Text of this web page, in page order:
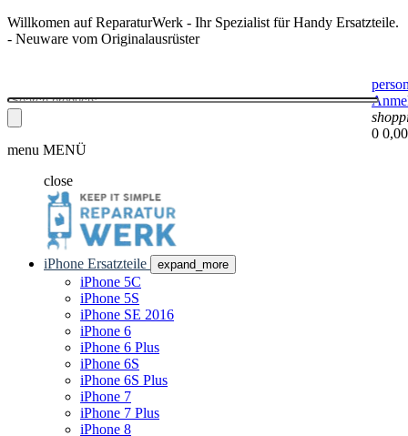
Willkomen auf ReparaturWerk - Ihr Spezialist für Handy Ersatzteile.
- Neuware vom Originalausrüster
0
menu MENÜ
close
iPhone Ersatzteile expand_more
iPhone 5C
iPhone 5S
iPhone SE 2016
iPhone 6
iPhone 6 Plus
iPhone 6S
iPhone 6S Plus
iPhone 7
iPhone 7 Plus
iPhone 8